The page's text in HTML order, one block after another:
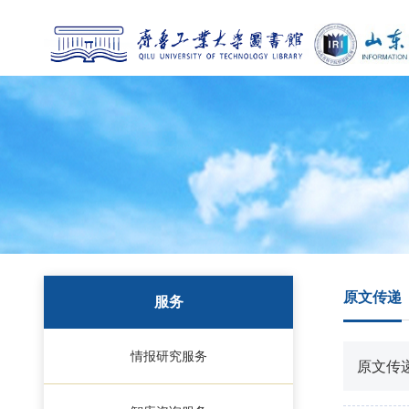
服务
情报研究服务
原文传递
原文传